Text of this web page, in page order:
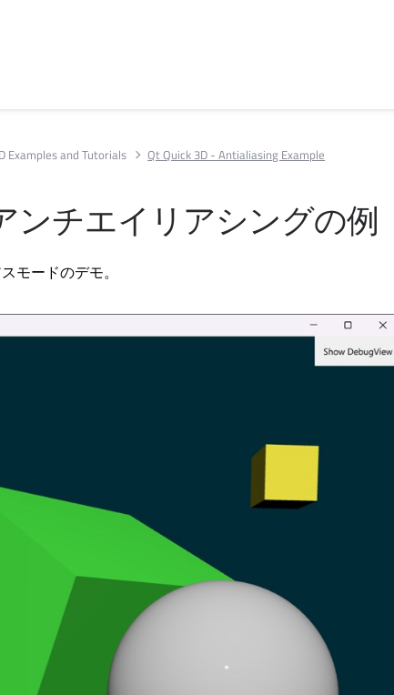
Examples and Tutorials Qt Quick 3D - Antialiasing Example
ンチエイリアシングの例
モードのデモ。